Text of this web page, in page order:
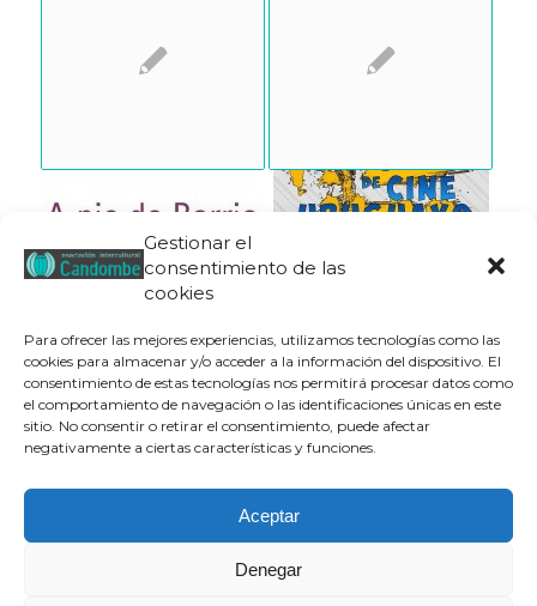
Gestionar el
consentimiento de las
cookies
Para ofrecer las mejores experiencias, utilizamos tecnologías como las
cookies para almacenar y/o acceder a la información del dispositivo. El
consentimiento de estas tecnologías nos permitirá procesar datos como
el comportamiento de navegación o las identificaciones únicas en este
sitio. No consentir o retirar el consentimiento, puede afectar
negativamente a ciertas características y funciones.
Aceptar
Denegar